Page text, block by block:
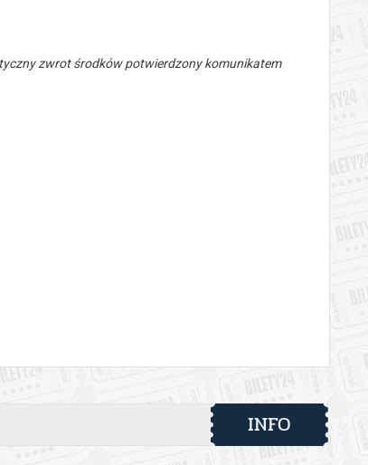
zwrot środków potwierdzony komunikatem
INFO